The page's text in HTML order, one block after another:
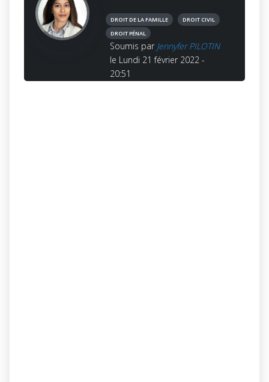
DROIT DE LA FAMILLE
DROIT CIVIL
DROIT PÉNAL
Soumis par Jennyfer PILOTIN
le Lundi 21 février 2022 -
20:51